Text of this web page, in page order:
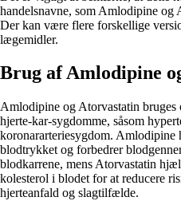
handelsnavne, som Amlodipine og
Der kan være flere forskellige
lægemidler.
Brug af Amlodipine
Amlodipine og Atorvastatin bruges
hjerte-kar-sygdomme, såsom
koronararteriesygdom.
blodtrykket og forbedrer
blodkarrene, mens Atorvastatin
kolesterol i blodet for at reducere
hjerteanfald og slagtilfælde.